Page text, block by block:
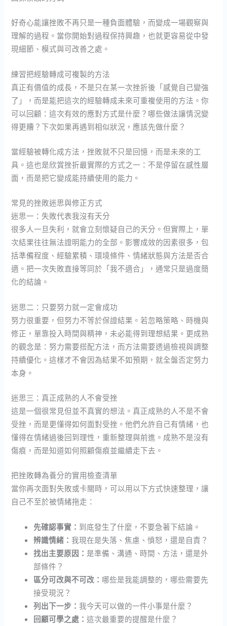
好奇心能讓挫敗不再只是一種負面體驗，而變成一場觀察與
理解的過程。當你開始對過程保持興趣，也就更容易從中發
現細節、模式與可改善之處。
練習把經驗轉成可複製的方法
真正有價值的成長，不是只在某一次挫折後「感覺自己變強
了」，而是能把這次的經驗轉成未來可重複使用的方法。你
可以回顧：這次有效的應對方式是什麼？哪些做法讓情況變
得更糟？下次如果再遇到相似狀況，應該先做什麼？
當經驗被轉化成方法，挫敗就不只是回憶，而是未來的工
具。這也是欣賞挫折最實際的方式之一：不是停留在感性層
面，而是把它變成能持續使用的能力。
常見的挫敗迷思與修正方式
迷思一：失敗代表我沒有天分
很多人一旦失利，就會立刻懷疑自己的天分。但實際上，單
次結果往往無法證明能力的全部。影響成效的因素很多，包
括準備程度、經驗累積、環境條件、情緒狀態與方法是否合
適。把一次失敗直接等同於「我不適合」，通常只是過度簡
化的結論。
迷思二：只要努力就一定會成功
努力很重要，但努力不等於保證結果。若忽略策略、時機與
修正，單靠投入時間與精神，未必能得到理想結果。更成熟
的觀念是：努力需要搭配方法，而方法需要透過檢視與調整
持續優化。這樣才不會因為結果不如預期，就全盤否定努力
本身。
迷思三：真正成熟的人不會受挫
這是一個很常見但並不真實的想法。真正成熟的人不是不會
受挫，而是更懂得如何面對受挫。他們允許自己有情緒，也
懂得在情緒過後回到理性，重新整理與前進。成熟不是沒有
傷痕，而是知道如何照顧傷痕並繼續走下去。
把挫敗轉為養分的實用檢查清單
當你再次面對失敗或卡關時，可以用以下方式快速整理，讓
自己不至於被情緒拖走：
先確認事實： 到底發生了什麼，不要急著下結論。
辨識情緒：我現在是失落、焦慮、憤怒，還是自責？
找出主要原因： 是準備、溝通、時間、方法，還是外
部條件？
區分可改與不可改： 哪些是我能調整的，哪些需要先
接受現況？
列出下一步：我今天可以做的一件小事是什麼？
回顧可學之處：這次最重要的提醒是什麼？